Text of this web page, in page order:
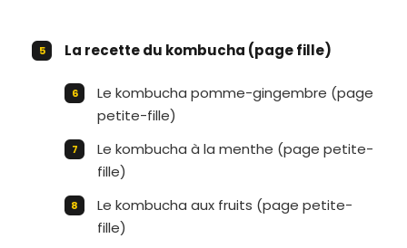
La recette du kombucha (page fille)
Le kombucha pomme-gingembre (page
petite-fille)
Le kombucha à la menthe (page petite-
fille)
Le kombucha aux fruits (page petite-
fille)